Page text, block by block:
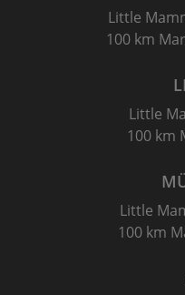
Little
100 km
Little
100 km
Little
100 km